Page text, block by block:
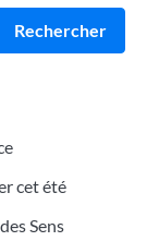
Rechercher
cet été
Sens